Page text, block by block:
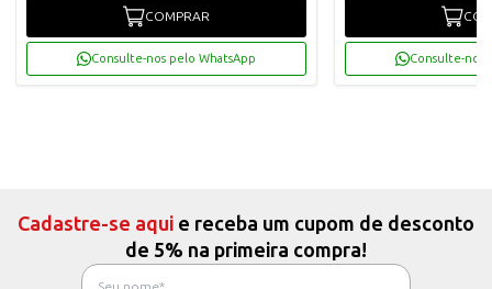
COMPRAR
Consulte-nos pelo WhatsApp Consulte-nos
Cadastre-se aqui e receba um cupom de desconto
de 5% na primeira compra!